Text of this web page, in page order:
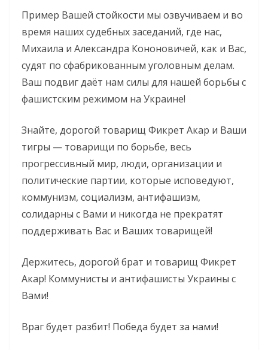
Пример Вашей стойкости мы озвучиваем и во
время наших судебных заседаний, где нас,
Михаила и Александра Кононовичей, как и Вас,
судят по сфабрикованным уголовным делам.
Ваш подвиг даёт нам силы для нашей борьбы с
фашистским режимом на Украине!
Знайте, дорогой товарищ Фикрет Акар и Ваши
тигры — товарищи по борьбе, весь
прогрессивный мир, люди, организации и
политические партии, которые исповедуют,
коммунизм, социализм, антифашизм,
солидарны с Вами и никогда не прекратят
поддерживать Вас и Ваших товарищей!
Держитесь, дорогой брат и товарищ Фикрет
Акар! Коммунисты и антифашисты Украины с
Вами!
Враг будет разбит! Победа будет за нами!